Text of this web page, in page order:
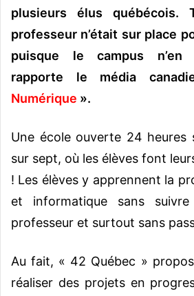
plusieurs élus québécois.
professeur n’était sur place
puisque le campus n’en
rapporte le média
Numérique ».
Une école ouverte 24 heures
sur sept, où les élèves font
! Les élèves y apprennent la
et informatique sans
professeur et surtout sans
Au fait, « 42 Québec »
réaliser des projets en